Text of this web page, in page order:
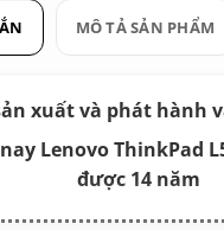
MÔ TẢ SẢN PHẨM
xuất và phát hành
Lenovo ThinkPad
được 14 năm